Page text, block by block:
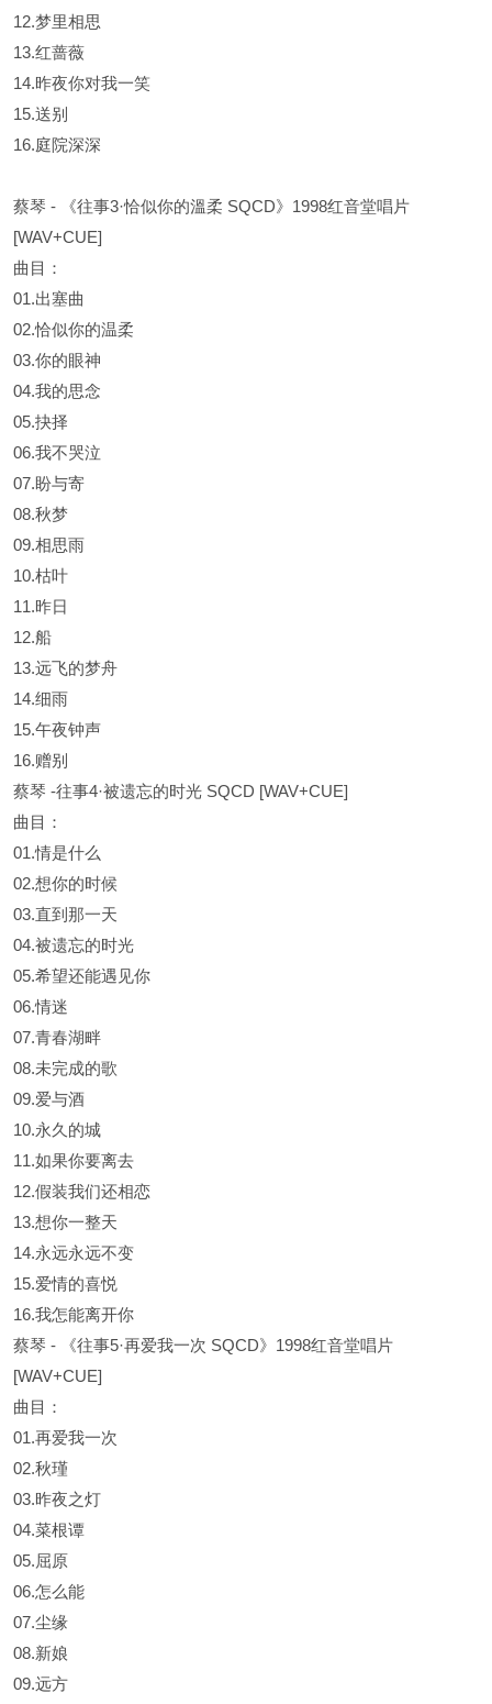
12.梦里相思
13.红蔷薇
14.昨夜你对我一笑
15.送别
16.庭院深深
蔡琴 - 《往事3·恰似你的溫柔 SQCD》1998红音堂唱片
[WAV+CUE]
曲目：
01.出塞曲
02.恰似你的温柔
03.你的眼神
04.我的思念
05.抉择
06.我不哭泣
07.盼与寄
08.秋梦
09.相思雨
10.枯叶
11.昨日
12.船
13.远飞的梦舟
14.细雨
15.午夜钟声
16.赠别
蔡琴 -往事4·被遗忘的时光 SQCD [WAV+CUE]
曲目：
01.情是什么
02.想你的时候
03.直到那一天
04.被遗忘的时光
05.希望还能遇见你
06.情迷
07.青春湖畔
08.未完成的歌
09.爱与酒
10.永久的城
11.如果你要离去
12.假装我们还相恋
13.想你一整天
14.永远永远不变
15.爱情的喜悦
16.我怎能离开你
蔡琴 - 《往事5·再爱我一次 SQCD》1998红音堂唱片
[WAV+CUE]
曲目：
01.再爱我一次
02.秋瑾
03.昨夜之灯
04.菜根谭
05.屈原
06.怎么能
07.尘缘
08.新娘
09.远方